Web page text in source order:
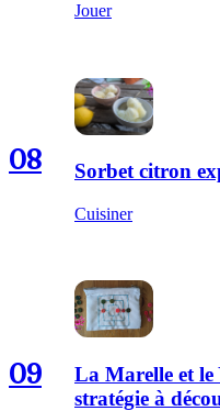
Jouer
08 Sorbet citron
Cuisiner
09
La Marelle et le
stratégie à